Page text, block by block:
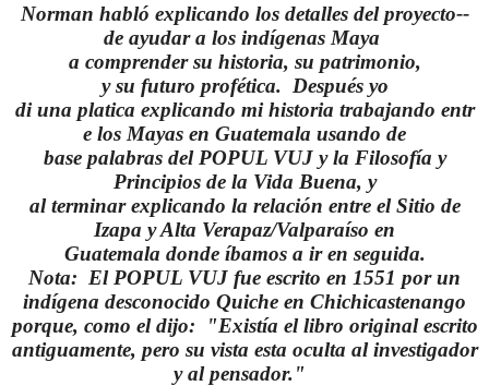
Norman habló explicando los detalles del proyecto--
de ayudar a los indígenas Maya
a comprender su historia, su patrimonio,
y su futuro profética. Después yo
di una platica explicando mi historia trabajando entr
e los Mayas en Guatemala usando de
base palabras del POPUL VUJ y la Filosofía y
Principios de la Vida Buena, y
al terminar explicando la relación entre el Sitio de
Izapa y Alta Verapaz/Valparaíso en
Guatemala donde íbamos a ir en seguida.
Nota: El POPUL VUJ fue escrito en 1551 por un
indígena desconocido Quiche en Chichicastenango
porque, como el dijo: "Existía el libro original escrito
antiguamente, pero su vista esta oculta al investigador
y al pensador."